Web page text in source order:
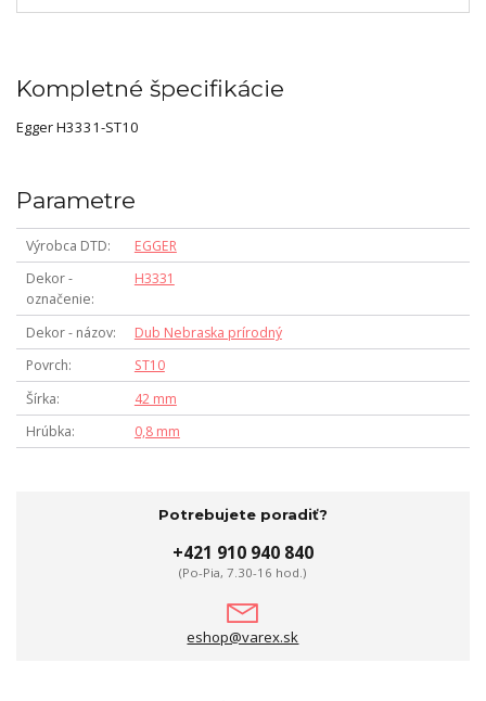
Kompletné špecifikácie
Egger H3331-ST10
Parametre
Výrobca DTD
EGGER
Dekor -
označenie
H3331
Dekor - názov
Dub Nebraska prírodný
Povrch
ST10
Šírka
42 mm
Hrúbka
0,8 mm
Potrebujete poradiť?
+421 910 940 840
(Po-Pia, 7.30-16 hod.)
eshop@varex.sk